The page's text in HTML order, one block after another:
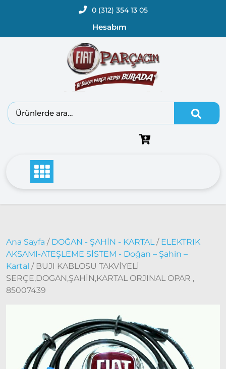
0 (312) 354 13 05
Hesabım
Doblo
Doblo
2000 –
2012
Modeller
Doblo
2010 –
2014
2022
Modeller
Doblo
Ana Sayfa / DOĞAN - ŞAHİN - KARTAL/ ELEKTRIK
AKSAMI-ATEŞLEME SİSTEM - Doğan – Şahin –
Kartal / BUJI KABLOSU TAKVİYELİ
SERÇE,DOGAN,ŞAHİN,KARTAL ORJINAL OPAR ,
85007439